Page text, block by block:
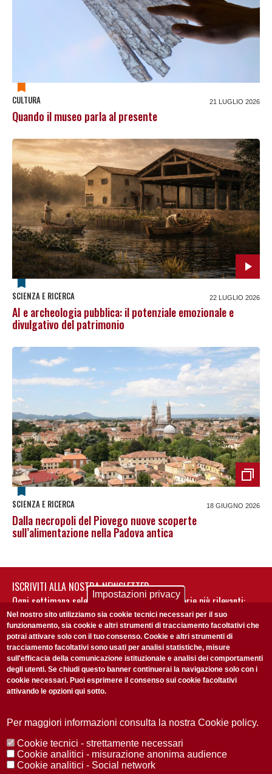
CULTURA 21 LUGLIO 2026
Quando il museo parla al presente
SCIENZA E RICERCA 22 LUGLIO 2026
AI e archeologia pubblica: il potenziale emozionale e
divulgativo del patrimonio
SCIENZA E RICERCA 18 GIUGNO 2026
Dalla necropoli del Piovego nuove scoperte
sull’alimentazione nella Padova antica
ISCRIVITI ALLA NOSTRA NEWSLETTER
Ogni settimana selezioniamo per te nostre storie più rilevanti:
non perderti gli aggiornamenti della nostra newsletter
Accetto laPrivacy Policy
Redazione Copyright Privacy
Area stampa
© 2025 Università di Padova
Impostazioni privacy
Nel nostro sito utilizziamo sia cookie tecnici necessari per il suo
funzionamento, sia cookie e altri strumenti di tracciamento facoltativi che
potrai attivare solo con il tuo consenso. Cookie e altri strumenti di
tracciamento facoltativi sono usati per analisi statistiche, misure
sull'efficacia della comunicazione istituzionale e analisi dei comportamenti
degli utenti. Se chiudi questo banner continuerai la navigazione solo con i
cookie necessari. Puoi esprimere il consenso sui cookie facoltativi
attivando le opzioni qui sotto.
Per maggiori informazioni consulta la nostra Cookie policy.
Cookie tecnici - strettamente necessari
Cookie analitici - misurazione anonima audience
Cookie analitici - Social network